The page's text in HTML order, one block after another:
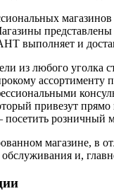
магазинов
выполняет и
из любого уголка
ассортименту
привезут
розничный
магазине, в
и,